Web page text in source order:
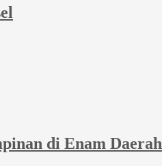
di Enam Daerah